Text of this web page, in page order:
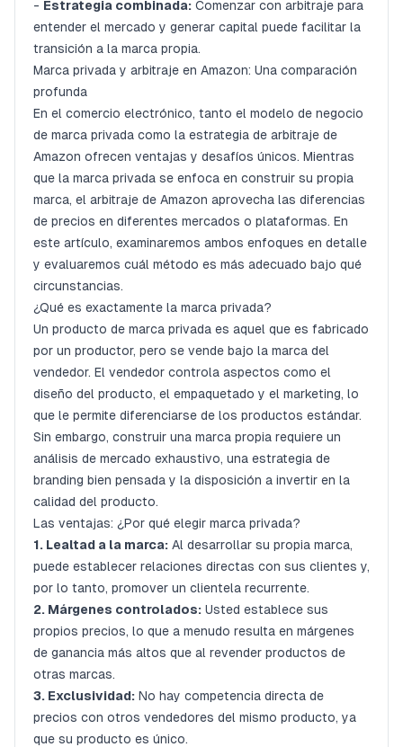
Conclusión
- Estrategia combinada: Comenzar con arbitraje para
entender el mercado y generar capital puede facilitar la
transición a la marca propia.
Marca privada y arbitraje en Amazon: Una comparación
profunda
En el comercio electrónico, tanto el modelo de negocio
de marca privada como la estrategia de arbitraje de
Amazon ofrecen ventajas y desafíos únicos. Mientras
que la marca privada se enfoca en construir su propia
marca, el arbitraje de Amazon aprovecha las diferencias
de precios en diferentes mercados o plataformas. En
este artículo, examinaremos ambos enfoques en detalle
y evaluaremos cuál método es más adecuado bajo qué
circunstancias.
¿Qué es exactamente la marca privada?
Un producto de marca privada es aquel que es fabricado
por un productor, pero se vende bajo la marca del
vendedor. El vendedor controla aspectos como el
diseño del producto, el empaquetado y el marketing, lo
que le permite diferenciarse de los productos estándar.
Sin embargo, construir una marca propia requiere un
análisis de mercado exhaustivo, una estrategia de
branding bien pensada y la disposición a invertir en la
calidad del producto.
Las ventajas: ¿Por qué elegir marca privada?
1. Lealtad a la marca: Al desarrollar su propia marca,
puede establecer relaciones directas con sus clientes y,
por lo tanto, promover un clientela recurrente.
2. Márgenes controlados: Usted establece sus
propios precios, lo que a menudo resulta en márgenes
de ganancia más altos que al revender productos de
otras marcas.
3. Exclusividad: No hay competencia directa de
precios con otros vendedores del mismo producto, ya
que su producto es único.